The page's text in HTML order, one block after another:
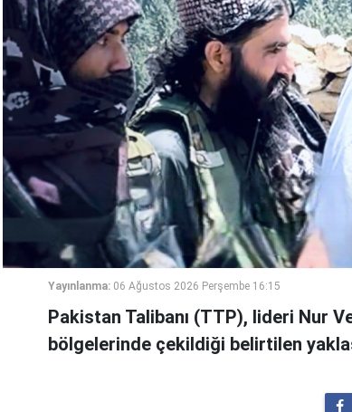
Yayınlanma: 06 Ağustos 2026 Perşembe 16:15
Pakistan Talibanı (TTP), lideri Nur
bölgelerinde çekildiği belirtilen